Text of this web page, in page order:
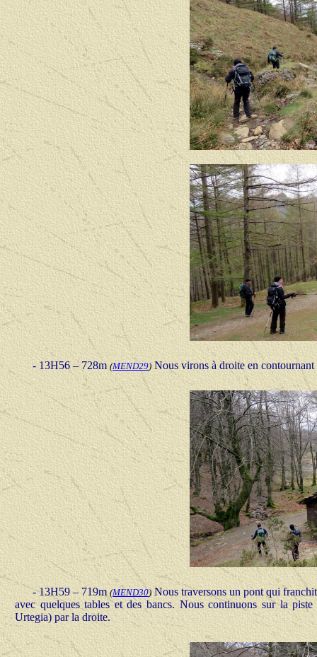
- 13H56 – 728m (MEND29) Nous virons à droite en
- 13H59 – 719m(MEND30) Nous traversons un pont qui
avec quelques tables et des bancs. Nous continuons sur la
Urtegia) par la droite.